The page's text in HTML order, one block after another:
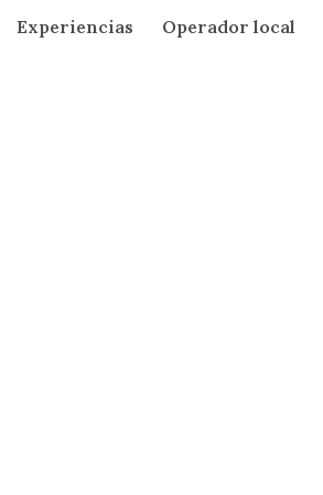
Experiencias Operador local